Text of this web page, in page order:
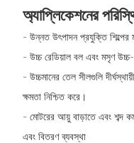
অ্যাপ্লিকেশনের
- উন্নত উৎপাদন প্রযুক্তি শিল্পের
- উচ্চ রেডিয়াল বল এবং মসৃণ
- উচ্চমানের তেল সীলগুলি
ক্ষমতা নিশ্চিত করে।
- মোটরের আয়ু বাড়াতে এবং শব্দ
এবং বিতরণ ব্যবস্থা